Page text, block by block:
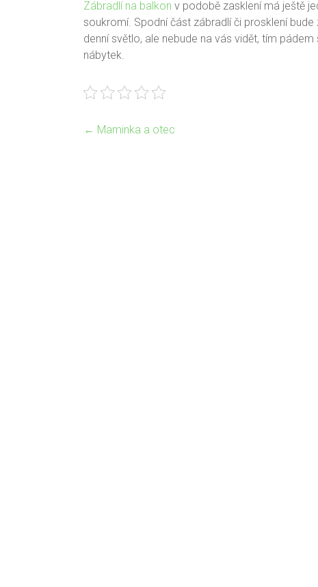
Zábradlí na balkon v podobě zasklení má ještě
soukromí. Spodní část zábradlí či prosklení
denní světlo, ale nebude na vás vidět, tím
nábytek.
← Maminka a otec